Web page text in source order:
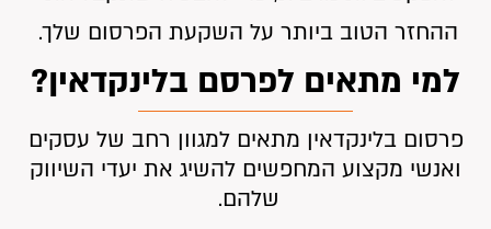
ההחזר הטוב ביותר על השקעת הפרסום שלך.
למי מתאים לפרסם בלינקדאין?
פרסום בלינקדאין מתאים למגוון רחב של עסקים
ואנשי מקצוע המחפשים להשיג את יעדי השיווק
שלהם.